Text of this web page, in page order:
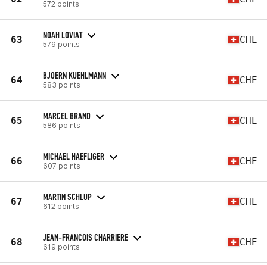
572 points
63 NOAH LOVIAT
579 points CHE
64 BJOERN KUEHLMANN
583 points CHE
65 MARCEL BRAND
586 points CHE
66 MICHAEL HAEFLIGER
607 points CHE
67 MARTIN SCHLUP
612 points CHE
68 JEAN-FRANCOIS CHARRIERE
619 points CHE